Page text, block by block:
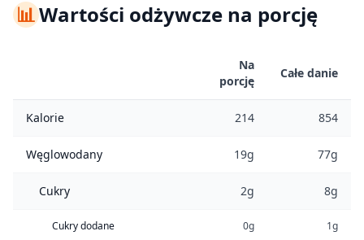
📊Wartości odżywcze na porcję
Na
porcję
Całe danie
Kalorie 214 854
Węglowodany 19g 77g
Cukry 2g 8g
Cukry dodane 0g 1g